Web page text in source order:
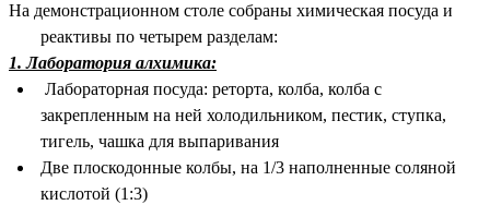
На демонстрационном столе собраны химическая посуда и
реактивы по четырем разделам:
1. Лаборатория алхимика:
Лабораторная посуда: реторта, колба, колба с
закрепленным на ней холодильником, пестик, ступка,
тигель, чашка для выпаривания
Две плоскодонные колбы, на 1/3 наполненные соляной
кислотой (1:3)